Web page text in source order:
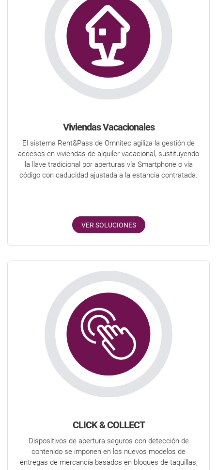
Viviendas Vacacionales
El sistema Rent&Pass de Omnitec agiliza la gestión de
accesos en viviendas de alquiler vacacional, sustituyendo
la llave tradicional por aperturas vía Smartphone o vía
código con caducidad ajustada a la estancia contratada.
VER SOLUCIONES
CLICK & COLLECT
Dispositivos de apertura seguros con detección de
contenido se imponen en los nuevos modelos de
entregas de mercancía basados en bloques de taquillas,